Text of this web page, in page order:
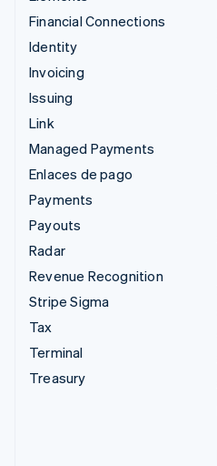
Financial Connections
Identity
Invoicing
Issuing
Link
Managed Payments
Enlaces de pago
Payments
Payouts
Radar
Revenue Recognition
Stripe Sigma
Tax
Terminal
Treasury